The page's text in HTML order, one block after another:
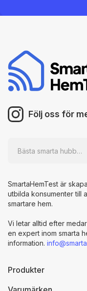
Produkter
Följ oss för
SmartaHemTest är
utbilda konsumenter till
smartare hem.
Vi letar alltid efter
en expert inom smarta
information.